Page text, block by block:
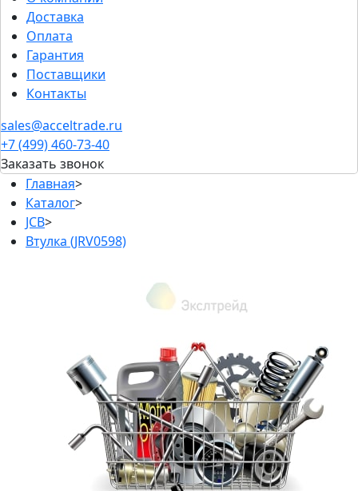
Доставка
Оплата
Гарантия
Поставщики
Контакты
sales@acceltrade.ru
+7 (499) 460-73-40
Заказать звонок
Главная>
Каталог>
JCB>
Втулка (JRV0598)